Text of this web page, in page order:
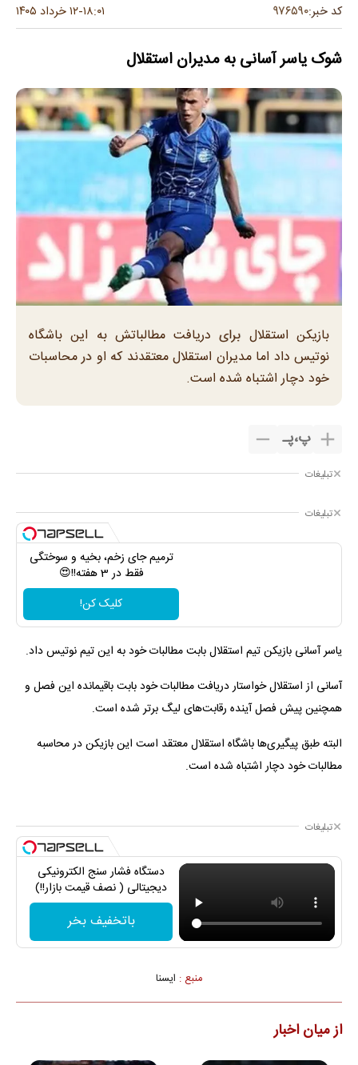
کد خبر:۹۷۶۵۹۰ ۱۸:۰۱-۱۲ خرداد ۱۴۰۵
شوک یاسر آسانی به مدیران استقلال
بازیکن استقلال برای دریافت مطالباتش به این باشگاه
نوتیس داد اما مدیران استقلال معتقدند که او در محاسبات
خود دچار اشتباه شده است.
پ،پـ
تبلیغات
تبلیغات
ترمیم جای زخم، بخیه و سوختگی
فقط در 3 هفته!!😍
کلیک کن!
یاسر آسانی بازیکن تیم استقلال بابت مطالبات خود به این تیم نوتیس داد.
آسانی از استقلال خواستار دریافت مطالبات خود بابت باقیمانده این فصل و
همچنین پیش فصل آینده رقابت‌های لیگ برتر شده است.
البته طبق پیگیری‌ها باشگاه استقلال معتقد است این بازیکن در محاسبه
مطالبات خود دچار اشتباه شده است.
تبلیغات
دستگاه فشار سنج الکترونیکی
دیجیتالی ( نصف قیمت بازار!!)
باتخفیف بخر
منبع : ايسنا
از میان اخبار